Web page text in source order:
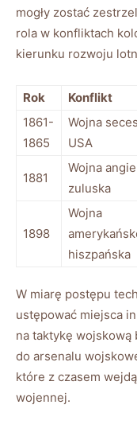
mogły zostać
rola w konfliktach
kierunku rozwoju
Rok Konflikt
1861-
1865
Wojna
USA
1881
Wojna
zuluska
1898
Wojna
hiszpańska
W miarę postępu
ustępować miejsca
na taktykę wojskową
do arsenalu
które z czasem
wojennej.